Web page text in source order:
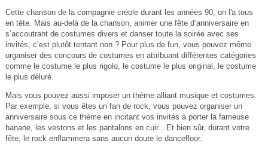
Cette chanson de la compagnie créole durant les années 90, on l'a tous
en tête. Mais au-delà de la chanson, animer une fête d’anniversaire en
s’accoutrant de costumes divers et danser toute la soirée avec ses
invités, c’est plutôt tentant non ? Pour plus de fun, vous pouvez même
organiser des concours de costumes en attribuant différentes catégories
comme le costume le plus rigolo, le costume le plus original, le costume
le plus déluré.
Mais vous pouvez aussi imposer un thème alliant musique et costumes.
Par exemple, si vous êtes un fan de rock, vous pouvez organiser un
anniversaire sous ce thème en incitant vos invités à porter la fameuse
banane, les vestons et les pantalons en cuir…Et bien sûr, durant votre
fête, le rock enflammera sans aucun doute le dancefloor.